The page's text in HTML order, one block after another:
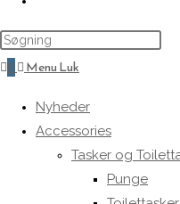
website
search
0 MenuLuk
Nyheder
Accessories
Tasker og
Punge